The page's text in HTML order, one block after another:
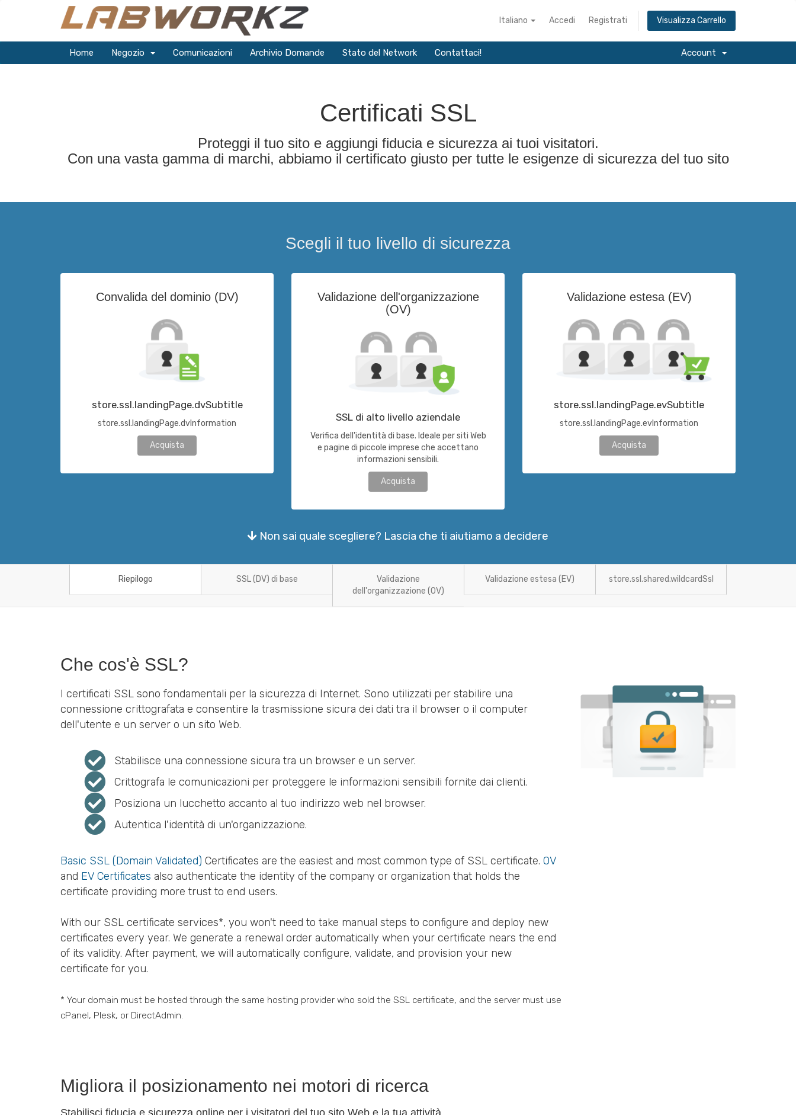
Italiano Accedi Registrati Visualizza Carrello
Home Negozio Comunicazioni Archivio Domande Stato del Network Contattaci! Account
Certificati SSL
Proteggi il tuo sito e aggiungi fiducia e sicurezza ai tuoi visitatori.
Con una vasta gamma di marchi, abbiamo il certificato giusto per tutte le esigenze di sicurezza del tuo sito
Scegli il tuo livello di sicurezza
Convalida del dominio (DV)
store.ssl.landingPage.dvSubtitle
store.ssl.landingPage.dvInformation
Acquista
Validazione dell'organizzazione
(OV)
SSL di alto livello aziendale
Verifica dell'identità di base. Ideale per siti Web
e pagine di piccole imprese che accettano
informazioni sensibili.
Acquista
Validazione estesa (EV)
store.ssl.landingPage.evSubtitle
store.ssl.landingPage.evInformation
Acquista
Non sai quale scegliere? Lascia che ti aiutiamo a decidere
Riepilogo SSL (DV) di base
Validazione
dell'organizzazione (OV)
Validazione estesa (EV) store.ssl.shared.wildcardSsl
Che cos'è SSL?
I certificati SSL sono fondamentali per la sicurezza di Internet. Sono utilizzati per stabilire una
connessione crittografata e consentire la trasmissione sicura dei dati tra il browser o il computer
dell'utente e un server o un sito Web.
Stabilisce una connessione sicura tra un browser e un server.
Crittografa le comunicazioni per proteggere le informazioni sensibili fornite dai clienti.
Posiziona un lucchetto accanto al tuo indirizzo web nel browser.
Autentica l'identità di un'organizzazione.
Basic SSL (Domain Validated) Certificates are the easiest and most common type of SSL certificate. OV
and EV Certificates also authenticate the identity of the company or organization that holds the
certificate providing more trust to end users.
With our SSL certificate services*, you won't need to take manual steps to configure and deploy new
certificates every year. We generate a renewal order automatically when your certificate nears the end
of its validity. After payment, we will automatically configure, validate, and provision your new
certificate for you.
* Your domain must be hosted through the same hosting provider who sold the SSL certificate, and the server must use
cPanel, Plesk, or DirectAdmin.
Migliora il posizionamento nei motori di ricerca
Stabilisci fiducia e sicurezza online per i visitatori del tuo sito Web e la tua attività.